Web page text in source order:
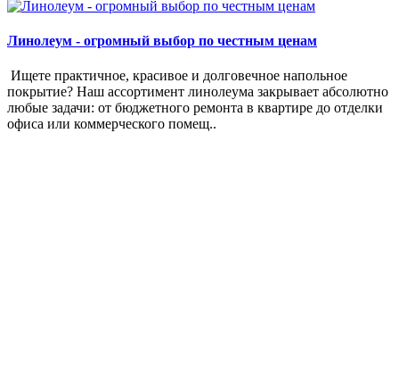
Линолеум - огромный выбор по честным ценам
Ищете практичное, красивое и долговечное напольное
покрытие? Наш ассортимент линолеума закрывает абсолютно
любые задачи: от бюджетного ремонта в квартире до отделки
офиса или коммерческого помещ..